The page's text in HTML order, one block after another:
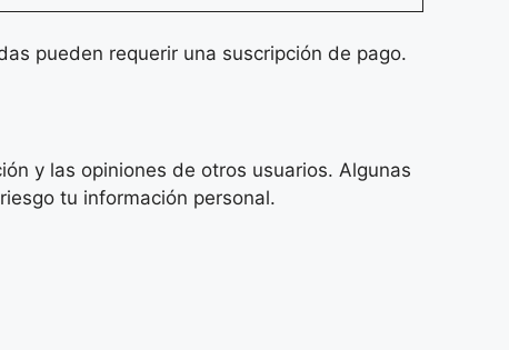
pueden requerir una suscripción de pago.
y las opiniones de otros usuarios. Algunas
tu información personal.